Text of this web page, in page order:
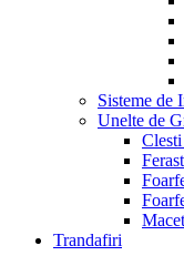
Sisteme de
Unelte de
Trandafiri